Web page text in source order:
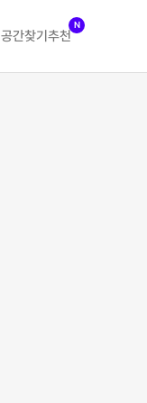
공간찾기 추천
N